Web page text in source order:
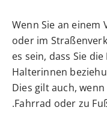
Wenn Sie an
oder im
es sein, dass Sie
Halterinnen
Dies gilt auch,
Fahrrad oder zu